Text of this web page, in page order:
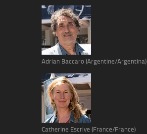
Adrian Baccaro (Argentine/Argentina)
Catherine Escrive (France/France)